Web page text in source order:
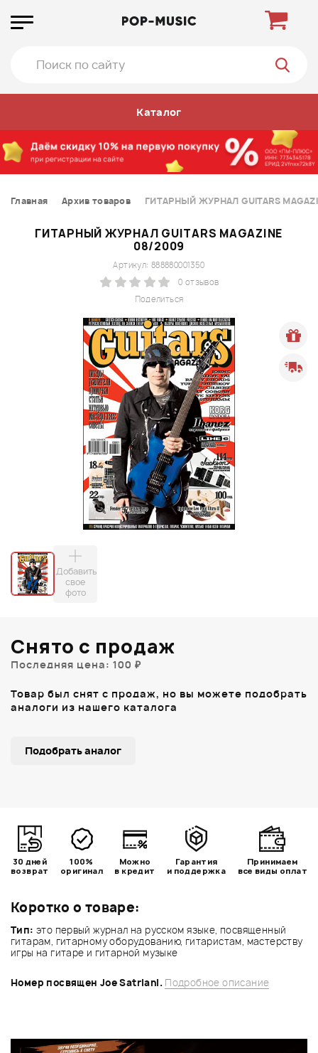
Каталог
Главная Архив товаров ГИТАРНЫЙ ЖУРНАЛ GUITARS
ГИТАРНЫЙ ЖУРНАЛ GUITARS MAGAZINE
08/2009
Поделиться
Артикул: 888880001350
0 отзывов
Добавить
свое
фото
Коротко о товаре:
Тип: это первый журнал на русском языке, посвященный
гитарам, гитарному оборудованию, гитаристам, мастерству
игры на гитаре и гитарной музыке
Номер посвящен Joe Satriani. Подробное описание
Снято с продаж
Последняя цена: 100 ₽
Товар был снят с продаж, но вы можете подобрать
аналоги из нашего каталога
Подобрать аналог
30 дней
возврат
100%
оригинал
Можно
в кредит
Гарантия
и поддержка
Принимаем
все виды оплат